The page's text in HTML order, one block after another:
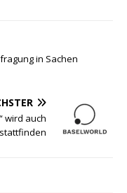
in Sachen
wird auch